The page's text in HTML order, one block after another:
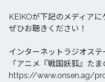
KEIKOが下記のメディアに
ぜひお聴きください！
インターネットラジオス
「アニメ『戦国妖狐』た
https://www.onsen.ag/